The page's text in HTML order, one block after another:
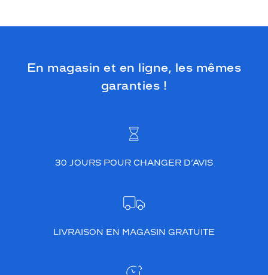
En magasin et en ligne, les mêmes
garanties !
30 JOURS POUR CHANGER D’AVIS
LIVRAISON EN MAGASIN GRATUITE